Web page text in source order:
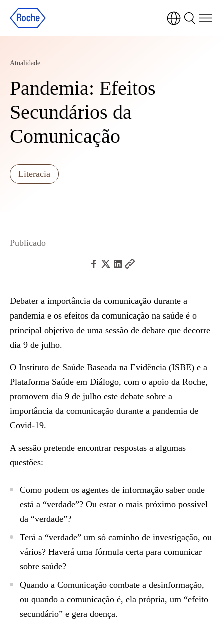
Atualidade
Pandemia: Efeitos
Secundários da
Comunicação
Literacia
Publicado
Debater a importância da comunicação durante a
pandemia e os efeitos da comunicação na saúde é o
principal objetivo de uma sessão de debate que decorre
dia 9 de julho.
O Instituto de Saúde Baseada na Evidência (ISBE) e a
Plataforma Saúde em Diálogo, com o apoio da Roche,
promovem dia 9 de julho este debate sobre a
importância da comunicação durante a pandemia de
Covid-19.
A sessão pretende encontrar respostas a algumas
questões:
Como podem os agentes de informação saber onde
está a “verdade”? Ou estar o mais próximo possível
da “verdade”?
Terá a “verdade” um só caminho de investigação, ou
vários? Haverá uma fórmula certa para comunicar
sobre saúde?
Quando a Comunicação combate a desinformação,
ou quando a comunicação é, ela própria, um “efeito
secundário” e gera doença.